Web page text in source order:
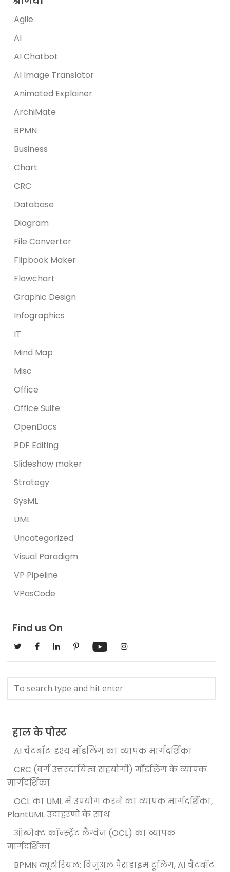
Agile
AI
AI Chatbot
AI Image Translator
Animated Explainer
ArchiMate
BPMN
Business
Chart
CRC
Database
Diagram
File Converter
Flipbook Maker
Flowchart
Graphic Design
Infographics
IT
Mind Map
Misc
Office
Office Suite
OpenDocs
PDF Editing
Slideshow maker
Strategy
SysML
UML
Uncategorized
Visual Paradigm
VP Pipeline
VPasCode
Find us On
हाल के पोस्ट
AI चैटबॉट: दृश्य मॉडलिंग का व्यापक मार्गदर्शिका
CRC (वर्ग उत्तरदायित्व सहयोगी) मॉडलिंग के व्यापक
मार्गदर्शिका
OCL का UML में उपयोग करने का व्यापक मार्गदर्शिका,
PlantUML उदाहरणों के साथ
ऑब्जेक्ट कॉन्स्ट्रेंट लैंग्वेज (OCL) का व्यापक
मार्गदर्शिका
BPMN ट्यूटोरियल: विजुअल पैराडाइम टूलिंग, AI चैटबॉट